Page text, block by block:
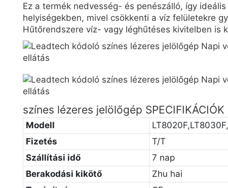
Ez a termék nedvesség- és penészálló, így
helyiségekben, mivel csökkenti a víz felületekre
Hűtőrendszere víz- vagy léghűtéses kivitelben is
színes lézeres jelölőgép SPECIFIKÁCIÓK
Modell
Fizetés
T/T
Szállítási idő
7 nap
Berakodási kikötő
Zhu hai